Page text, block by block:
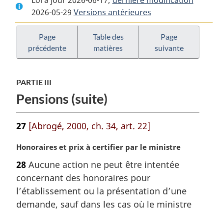
Loi
sur
les
pensions
:
Loi
sur
les
pensions
:
Loi
pensions
2026-05-29 Versions antérieures
Page
précédente
Table des
matières
Page
suivante
PARTIE III
Pensions (suite)
27 [Abrogé, 2000, ch. 34, art. 22]
N
t
e
m
a
Honoraires et prix à certifier par le ministre
28 Aucune action ne peut être intentée
concernant des honoraires pour
l’établissement ou la présentation d’une
demande, sauf dans les cas où le ministre